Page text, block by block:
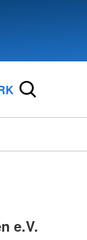
e.V.